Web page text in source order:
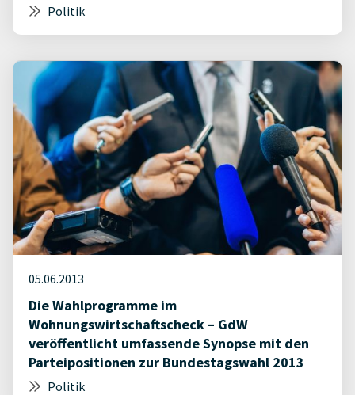
Politik
05.06.2013
Die Wahlprogramme im
Wohnungswirtschaftscheck – GdW
veröffentlicht umfassende Synopse mit den
Parteipositionen zur Bundestagswahl 2013
Politik